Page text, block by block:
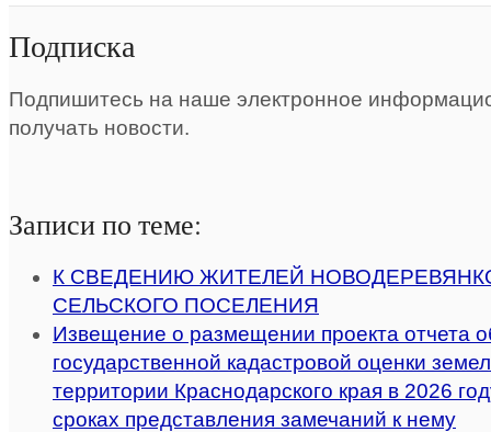
Подписка
Подпишитесь на наше электронное
получать новости.
Записи по теме:
К СВЕДЕНИЮ ЖИТЕЛЕЙ
СЕЛЬСКОГО ПОСЕЛЕНИЯ
Извещение о размещении проекта отчета
государственной кадастровой оценки
территории Краснодарского края в 2026
сроках представления замечаний к нему